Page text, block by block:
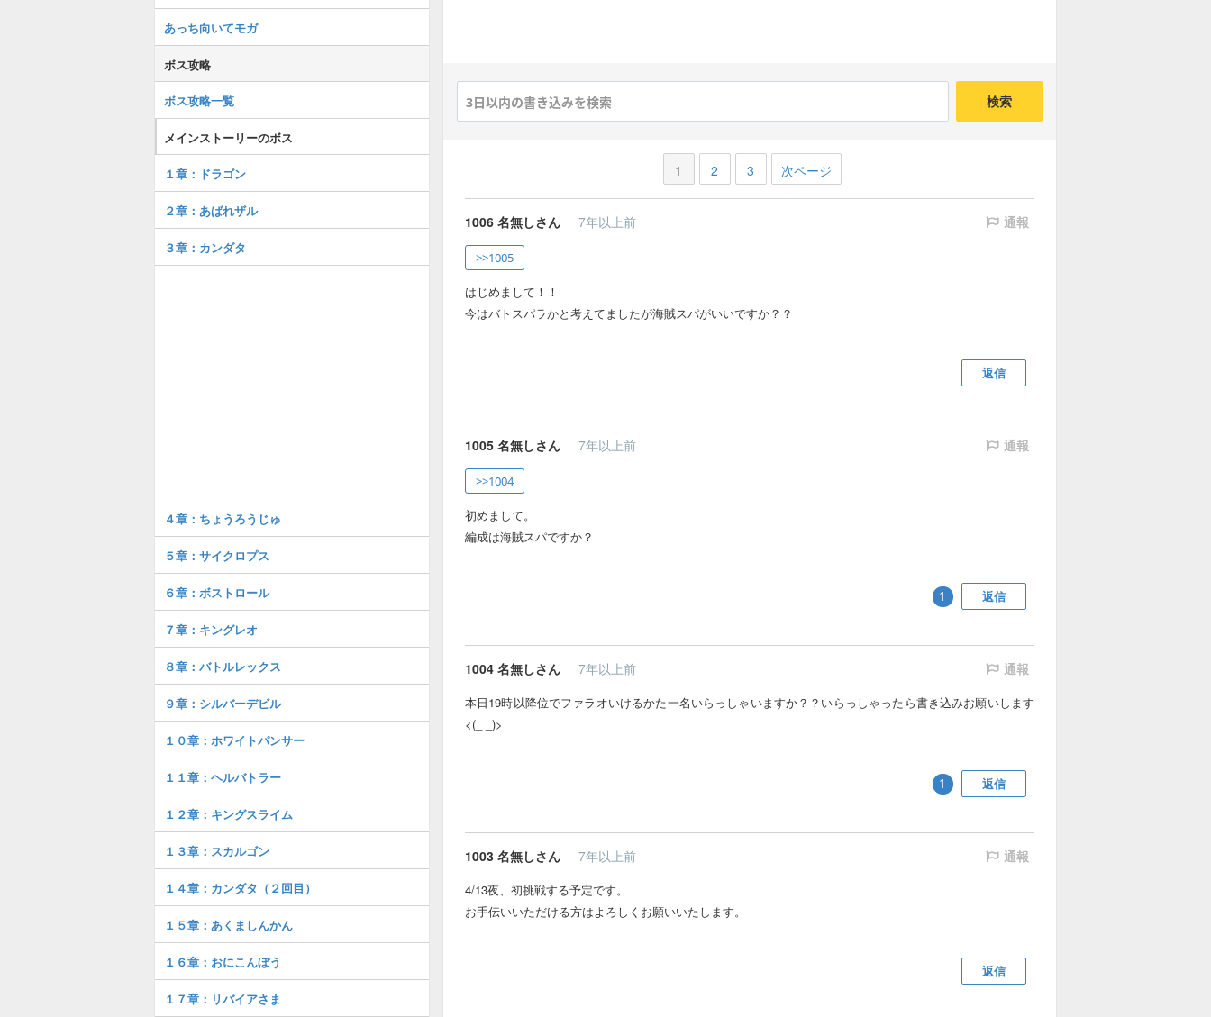
ニズゼルファ(大魔王級)
募集板
検索
1 2 3 次ページ
1006 名無しさん 7年以上前 通報
>>1005
はじめまして！！
今はバトスパラかと考えてましたが海賊スパがいいですか？？
返信
1005 名無しさん 7年以上前 通報
>>1004
初めまして。
編成は海賊スパですか？
返信
1
1004 名無しさん 7年以上前 通報
本日19時以降位でファラオいけるかた一名いらっしゃいますか？？いらっしゃったら書き込みお願いします
<(_ _)>
返信
1
1003 名無しさん 7年以上前 通報
4/13夜、初挑戦する予定です。
お手伝いいただける方はよろしくお願いいたします。
返信
あっち向いてモガ
ボス攻略
ボス攻略一覧
メインストーリーのボス
１章：ドラゴン
２章：あばれザル
３章：カンダタ
４章：ちょうろうじゅ
５章：サイクロプス
６章：ボストロール
７章：キングレオ
８章：バトルレックス
９章：シルバーデビル
１０章：ホワイトパンサー
１１章：ヘルバトラー
１２章：キングスライム
１３章：スカルゴン
１４章：カンダタ（２回目）
１５章：あくましんかん
１６章：おにこんぼう
１７章：リバイアさま